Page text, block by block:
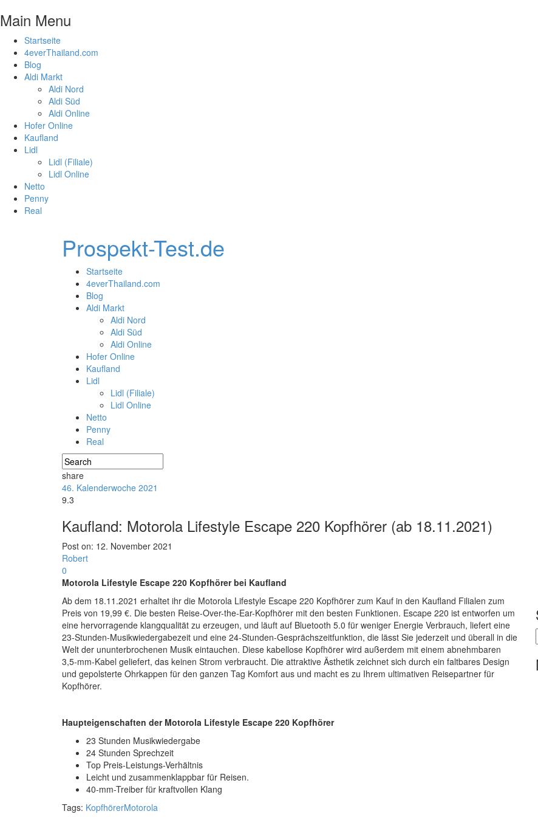
Main Menu
Startseite
4everThailand.com
Blog
Aldi Markt
Aldi Nord
Aldi Süd
Aldi Online
Hofer Online
Kaufland
Lidl
Lidl (Filiale)
Lidl Online
Netto
Penny
Real
Prospekt-Test.de
Startseite
4everThailand.com
Blog
Aldi Markt
Aldi Nord
Aldi Süd
Aldi Online
Hofer Online
Kaufland
Lidl
Lidl (Filiale)
Lidl Online
Netto
Penny
Real
share
46. Kalenderwoche 2021
9.3
Kaufland: Motorola Lifestyle Escape 220 Kopfhörer (ab 18.11.2021)
Post on: 12. November 2021
Robert
0
Motorola Lifestyle Escape 220 Kopfhörer bei Kaufland
Ab dem 18.11.2021 erhaltet ihr die Motorola Lifestyle Escape 220 Kopfhörer zum Kauf in den Kaufland Filialen zum
Preis von 19,99 €. Die besten Reise-Over-the-Ear-Kopfhörer mit den besten Funktionen. Escape 220 ist entworfen um
eine hervorragende klangqualität zu erzeugen, und läuft auf Bluetooth 5.0 für weniger Energie Verbrauch, liefert eine
23-Stunden-Musikwiedergabezeit und eine 24-Stunden-Gesprächszeitfunktion, die lässt Sie jederzeit und überall in die
Welt der ununterbrochenen Musik eintauchen. Diese kabellose Kopfhörer wird außerdem mit einem abnehmbaren
3,5-mm-Kabel geliefert, das keinen Strom verbraucht. Die attraktive Ästhetik zeichnet sich durch ein faltbares Design
und gepolsterte Ohrkappen für den ganzen Tag Komfort aus und macht es zu Ihrem ultimativen Reisepartner für
Kopfhörer.
Haupteigenschaften der Motorola Lifestyle Escape 220 Kopfhörer
23 Stunden Musikwiedergabe
24 Stunden Sprechzeit
Top Preis-Leistungs-Verhältnis
Leicht und zusammenklappbar für Reisen.
40-mm-Treiber für kraftvollen Klang
Tags: KopfhörerMotorola